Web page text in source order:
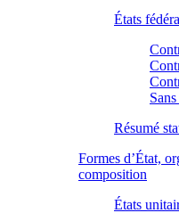
États
Résumé
Formes d’État,
composition
États